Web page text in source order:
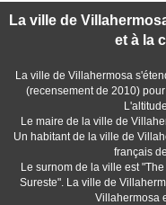
La ville de
et à la
La ville de Villahermosa
(recensement de 2010)
Le maire de la ville de
Un habitant de la ville de
français
Le surnom de la ville est
Sureste". La ville de
Villahermosa